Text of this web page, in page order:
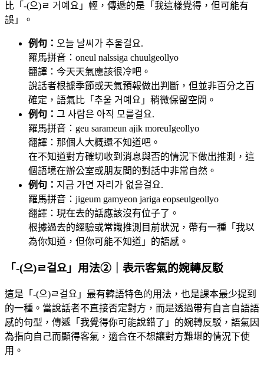
比「-(으)ㄹ 거예요」輕，傳遞的是「我這樣覺得，但可能有
誤」。
例句： 오늘 날씨가 추울걸요.
羅馬拼音：oneul nalssiga chuulgeollyo
翻譯：今天天氣應該很冷吧。
說話者根據季節或天氣預報做出判斷，但並非百分之百
確定，語氣比「추울 거예요」稍微保留空間。
例句： 그 사람은 아직 모를걸요.
羅馬拼音：geu sarameun ajik moreuIgeollyo
翻譯：那個人大概還不知道吧。
在不知道對方確切收到消息與否的情況下做出推測，這
個語境在辦公室或朋友間的對話中非常自然。
例句： 지금 가면 자리가 없을걸요.
羅馬拼音：jigeum gamyeon jariga eopseulgeollyo
翻譯：現在去的話應該沒有位子了。
根據過去的經驗或常識推測目前狀況，帶有一種「我以
為你知道，但你可能不知道」的語感。
「-(으)ㄹ걸요」用法②｜表示客氣的婉轉反駁
這是「-(으)ㄹ걸요」最有韓語特色的用法，也是課本最少提到
的一種。當說話者不直接否定對方，而是透過帶有自言自語語
感的句型，傳遞「我覺得你可能說錯了」的婉轉反駁，語氣因
為指向自己而顯得客氣，適合在不想讓對方難堪的情況下使
用。